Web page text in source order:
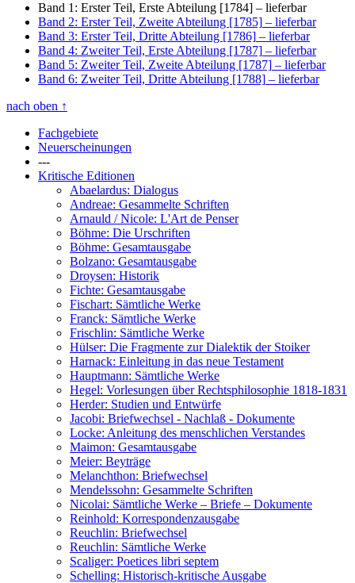
Band 1: Erster Teil, Erste Abteilung [1784] – lieferbar
Band 2: Erster Teil, Zweite Abteilung [1785] – lieferbar
Band 3: Erster Teil, Dritte Abteilung [1786] – lieferbar
Band 4: Zweiter Teil, Erste Abteilung [1787] – lieferbar
Band 5: Zweiter Teil, Zweite Abteilung [1787] – lieferbar
Band 6: Zweiter Teil, Dritte Abteilung [1788] – lieferbar
nach oben ↑
Fachgebiete
Neuerscheinungen
---
Kritische Editionen
Abaelardus: Dialogus
Andreae: Gesammelte Schriften
Arnauld / Nicole: L'Art de Penser
Böhme: Die Urschriften
Böhme: Gesamtausgabe
Bolzano: Gesamtausgabe
Droysen: Historik
Fichte: Gesamtausgabe
Fischart: Sämtliche Werke
Franck: Sämtliche Werke
Frischlin: Sämtliche Werke
Hülser: Die Fragmente zur Dialektik der Stoiker
Harnack: Einleitung in das neue Testament
Hauptmann: Sämtliche Werke
Hegel: Vorlesungen über Rechtsphilosophie 1818-1831
Herder: Studien und Entwürfe
Jacobi: Briefwechsel - Nachlaß - Dokumente
Locke: Anleitung des menschlichen Verstandes
Maimon: Gesamtausgabe
Meier: Beyträge
Melanchthon: Briefwechsel
Mendelssohn: Gesammelte Schriften
Nicolai: Sämtliche Werke – Briefe – Dokumente
Reinhold: Korrespondenzausgabe
Reuchlin: Briefwechsel
Reuchlin: Sämtliche Werke
Scaliger: Poetices libri septem
Schelling: Historisch-kritische Ausgabe